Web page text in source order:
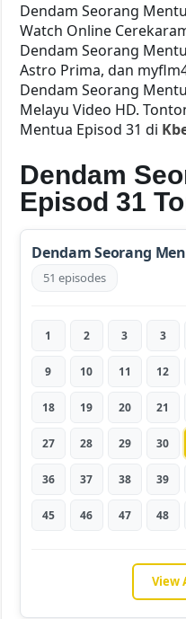
Dendam Seorang
Watch Online
Dendam Seorang
Astro Prima, dan
Dendam Seorang
Melayu Video HD.
Mentua Episod 31 di
Dendam
Episod 31
Dendam Seorang
51 episodes
1 2 3 3
9 10 11 12
18 19 20 21
27 28 29 30
36 37 38 39
45 46 47 48
View